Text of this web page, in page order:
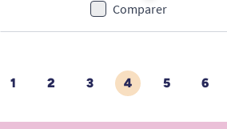
Comparer
1 2 3 4 5 6